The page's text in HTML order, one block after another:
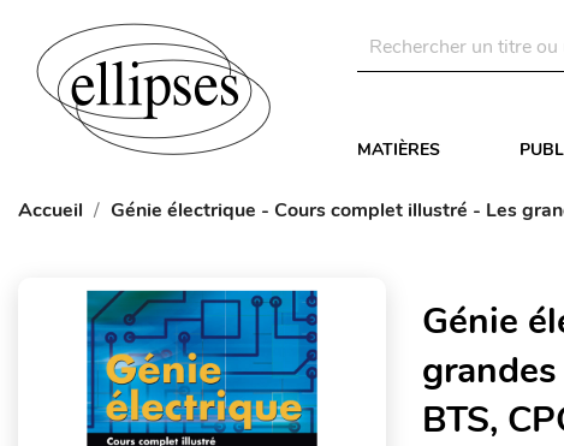
MATIÈRES
Accueil Génie électrique - Cours complet illustré - Les
Génie
BTS,